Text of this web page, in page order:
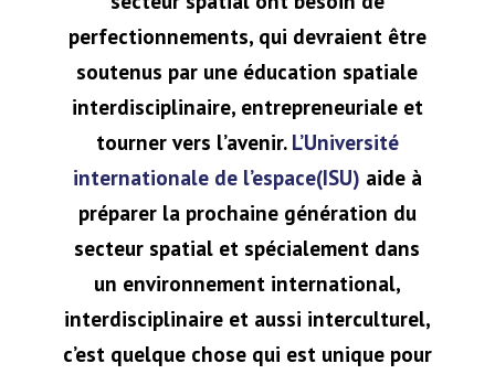
perfectionnements, qui devraient être
soutenus par une éducation spatiale
interdisciplinaire, entrepreneuriale et
tourner vers l’avenir. L’Université
internationale de l’espace(ISU) aide à
préparer la prochaine génération du
secteur spatial et spécialement dans
un environnement international,
interdisciplinaire et aussi interculturel,
c’est quelque chose qui est unique pour